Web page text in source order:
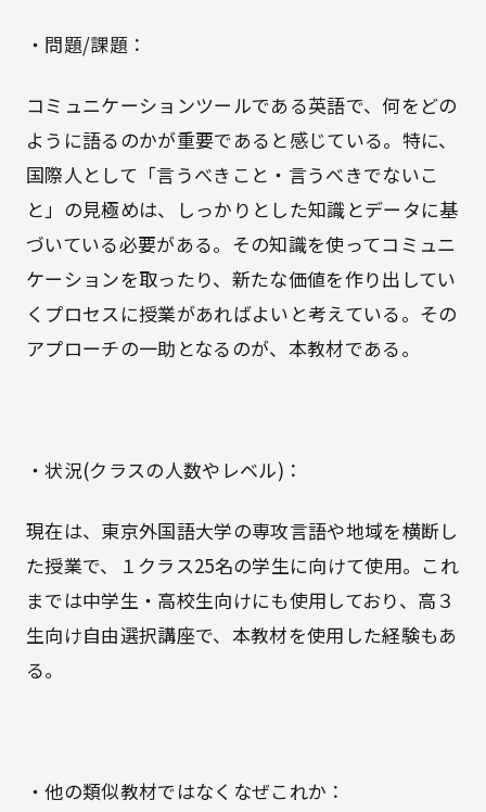
・問題/課題：
コミュニケーションツールである英語で、何をどの
ように語るのかが重要であると感じている。特に、
国際人として「言うべきこと・言うべきでないこ
と」の見極めは、しっかりとした知識とデータに基
づいている必要がある。その知識を使ってコミュニ
ケーションを取ったり、新たな価値を作り出してい
くプロセスに授業があればよいと考えている。その
アプローチの一助となるのが、本教材である。
・状況(クラスの人数やレベル)：
現在は、東京外国語大学の専攻言語や地域を横断し
た授業で、１クラス25名の学生に向けて使用。これ
までは中学生・高校生向けにも使用しており、高３
生向け自由選択講座で、本教材を使用した経験もあ
る。
・他の類似教材ではなくなぜこれか：